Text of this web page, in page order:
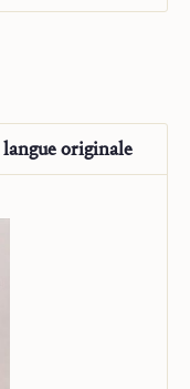
langue originale